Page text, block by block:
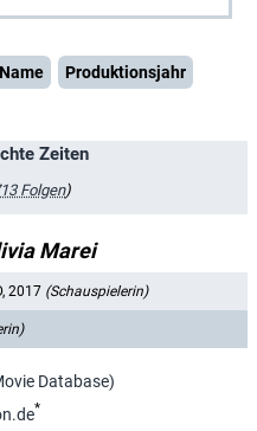
Produktionsjahr
Zeiten
Folgen)
Marei
2017 (Schauspielerin)
Database)
*